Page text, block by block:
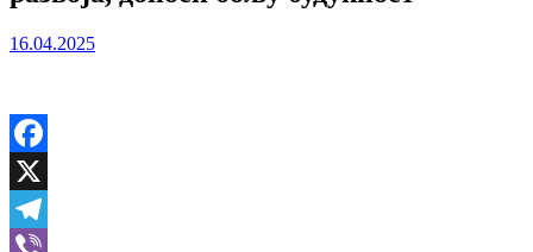
16.04.2025
Facebook
X
Telegram